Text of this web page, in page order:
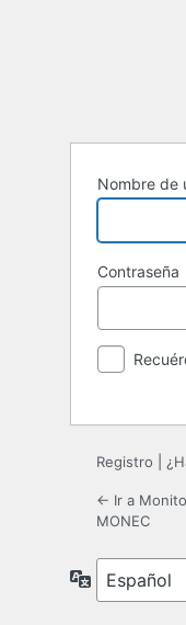
Nombre de
Contraseña
Registro
← Ir a
MONEC
Idioma